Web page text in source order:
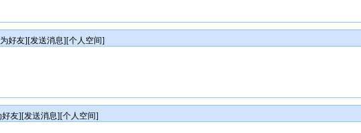
好友][发送消息][个人空间]
好友][发送消息][个人空间]